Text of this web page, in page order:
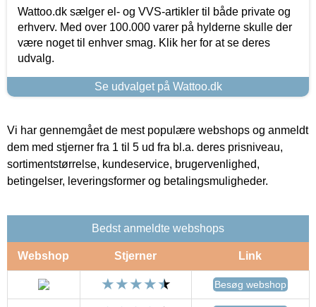
Wattoo.dk sælger el- og VVS-artikler til både private og
erhverv. Med over 100.000 varer på hylderne skulle der
være noget til enhver smag. Klik her for at se deres
udvalg.
Se udvalget på Wattoo.dk
Vi har gennemgået de mest populære webshops og anmeldt
dem med stjerner fra 1 til 5 ud fra bl.a. deres prisniveau,
sortimentstørrelse, kundeservice, brugervenlighed,
betingelser, leveringsformer og betalingsmuligheder.
Bedst anmeldte webshops
Webshop Stjerner Link
Besøg webshop